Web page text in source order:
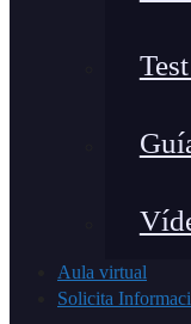
Aula virtual
Solicita